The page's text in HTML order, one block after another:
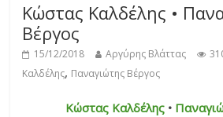
Κώστας Καλδέλης •
Βέργος
15/12/2018 Αργύρης Βλάττας
Καλδέλης, Παναγιώτης Βέργος
Κώστας Καλδέλης •